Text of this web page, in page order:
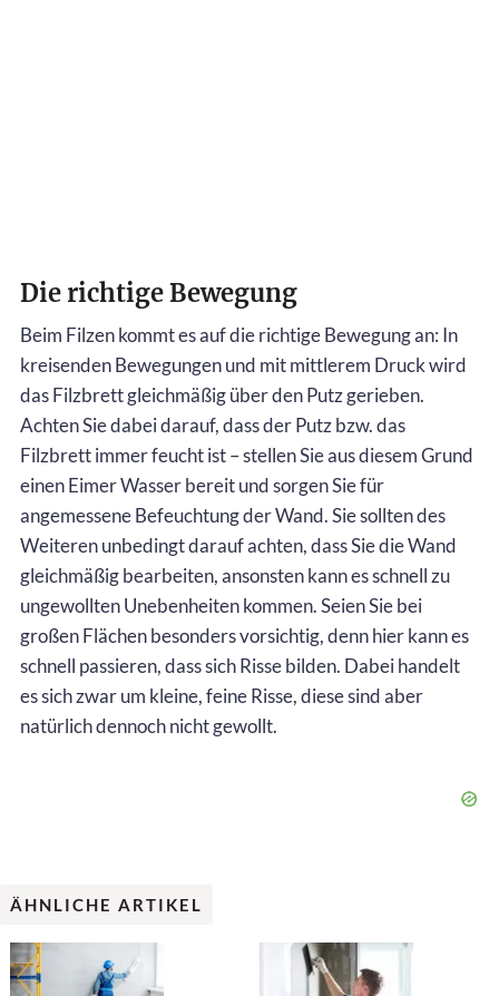
Die richtige Bewegung
Beim Filzen kommt es auf die richtige Bewegung an: In
kreisenden Bewegungen und mit mittlerem Druck wird
das Filzbrett gleichmäßig über den Putz gerieben.
Achten Sie dabei darauf, dass der Putz bzw. das
Filzbrett immer feucht ist – stellen Sie aus diesem Grund
einen Eimer Wasser bereit und sorgen Sie für
angemessene Befeuchtung der Wand. Sie sollten des
Weiteren unbedingt darauf achten, dass Sie die Wand
gleichmäßig bearbeiten, ansonsten kann es schnell zu
ungewollten Unebenheiten kommen. Seien Sie bei
großen Flächen besonders vorsichtig, denn hier kann es
schnell passieren, dass sich Risse bilden. Dabei handelt
es sich zwar um kleine, feine Risse, diese sind aber
natürlich dennoch nicht gewollt.
ÄHNLICHE ARTIKEL